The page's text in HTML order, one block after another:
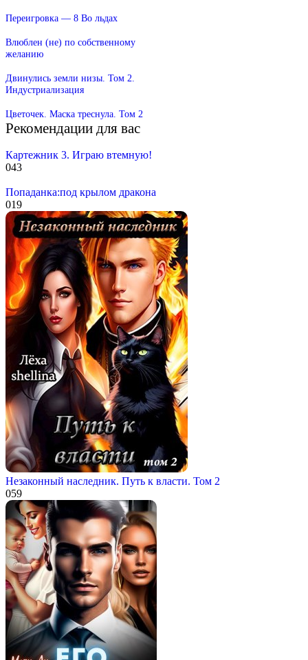
Переигровка — 8 Во льдах
Влюблен (не) по собственному
желанию
Двинулись земли низы. Том 2.
Индустриализация
Цветочек. Маска треснула. Том 2
Рекомендации для вас
Картежник 3. Играю втемную!
043
Попаданка:под крылом дракона
019
Незаконный наследник. Путь к власти. Том 2
059